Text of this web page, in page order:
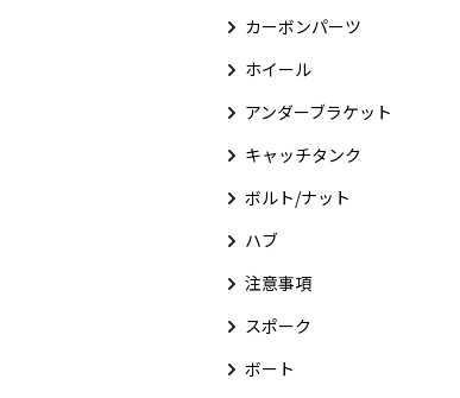
カーボンパーツ
ホイール
アンダーブラケット
キャッチタンク
ボルト/ナット
ハブ
注意事項
スポーク
ボート